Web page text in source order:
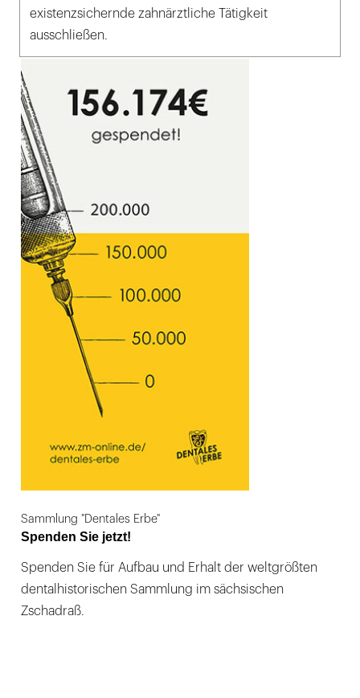
existenzsichernde zahnärztliche Tätigkeit
ausschließen.
Sammlung "Dentales Erbe"
Spenden Sie jetzt!
Spenden Sie für Aufbau und Erhalt der weltgrößten
dentalhistorischen Sammlung im sächsischen
Zschadraß.